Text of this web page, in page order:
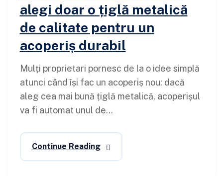
alegi doar o țiglă metalică
de calitate pentru un
acoperiș durabil
Mulți proprietari pornesc de la o idee simplă
atunci când își fac un acoperiș nou: dacă
aleg cea mai bună țiglă metalică, acoperișul
va fi automat unul de...
Continue Reading